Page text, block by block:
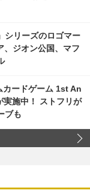
シリーズのロゴマー
、ジオン公国、マフ
カードゲーム 1st An
施中！ ストフリが
ブも